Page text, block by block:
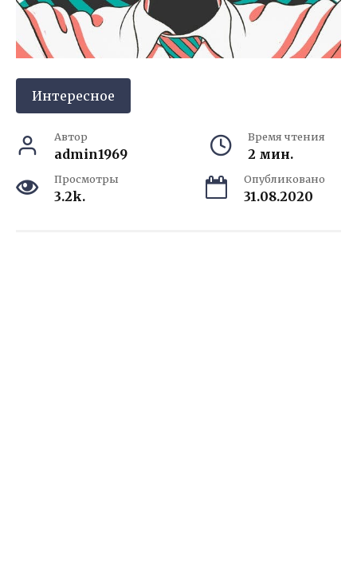
Интересное
Автор
admin1969
Время чтения
2 мин.
Просмотры
3.2k.
Опубликовано
31.08.2020